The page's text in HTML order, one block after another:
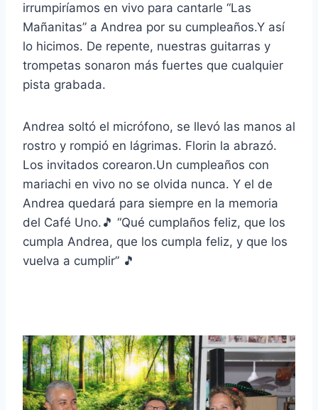
irrumpiríamos en vivo para cantarle “Las
Mañanitas” a Andrea por su cumpleaños.Y así
lo hicimos. De repente, nuestras guitarras y
trompetas sonaron más fuertes que cualquier
pista grabada.
Andrea soltó el micrófono, se llevó las manos al
rostro y rompió en lágrimas. Florin la abrazó.
Los invitados corearon.Un cumpleaños con
mariachi en vivo no se olvida nunca. Y el de
Andrea quedará para siempre en la memoria
del Café Uno.🎵 “Qué cumplaños feliz, que los
cumpla Andrea, que los cumpla feliz, y que los
vuelva a cumplir” 🎵